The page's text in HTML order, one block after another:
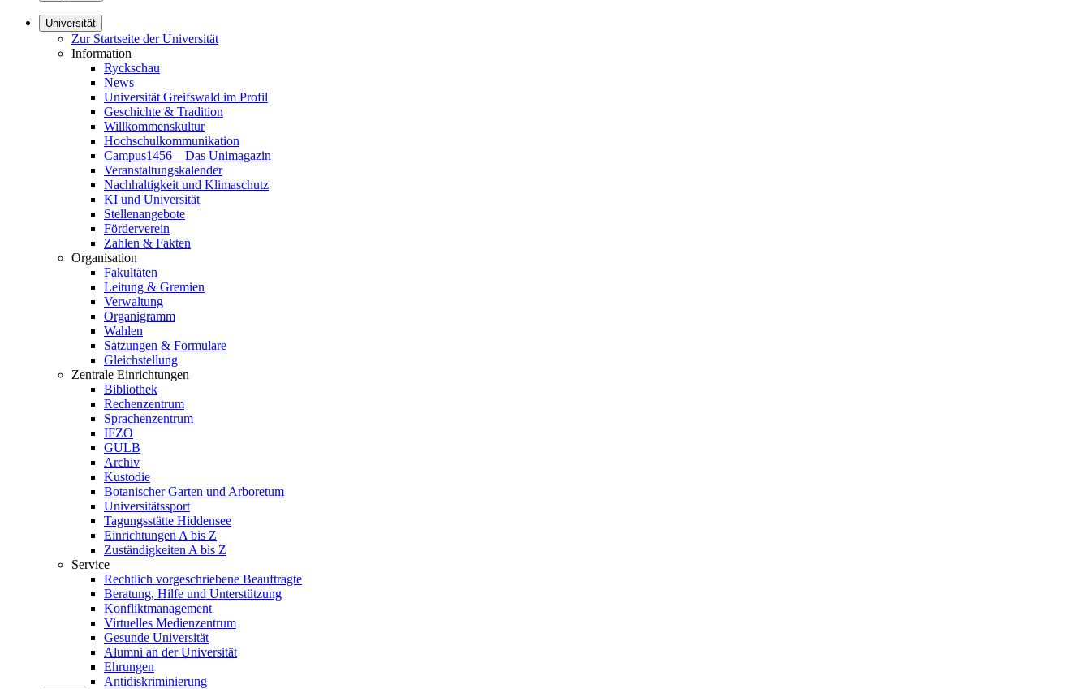
Universität
Zur Startseite der Universität
Information
Ryckschau
News
Universität Greifswald im Profil
Geschichte & Tradition
Willkommenskultur
Hochschulkommunikation
Campus1456 – Das Unimagazin
Veranstaltungskalender
Nachhaltigkeit und Klimaschutz
KI und Universität
Stellenangebote
Förderverein
Zahlen & Fakten
Organisation
Fakultäten
Leitung & Gremien
Verwaltung
Organigramm
Wahlen
Satzungen & Formulare
Gleichstellung
Zentrale Einrichtungen
Bibliothek
Rechenzentrum
Sprachenzentrum
IFZO
GULB
Archiv
Kustodie
Botanischer Garten und Arboretum
Universitätssport
Tagungsstätte Hiddensee
Einrichtungen A bis Z
Zuständigkeiten A bis Z
Service
Rechtlich vorgeschriebene Beauftragte
Beratung, Hilfe und Unterstützung
Konfliktmanagement
Virtuelles Medienzentrum
Gesunde Universität
Alumni an der Universität
Ehrungen
Antidiskriminierung